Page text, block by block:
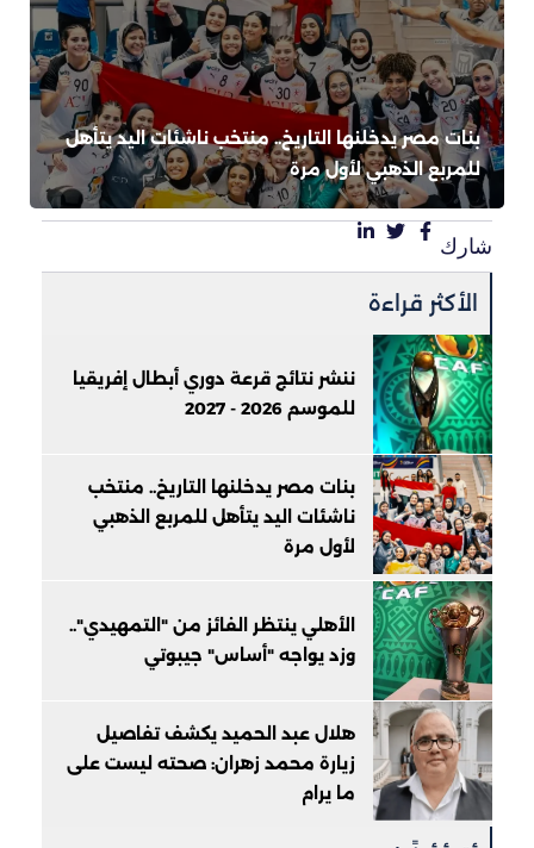
بنات مصر يدخلنها التاريخ.. منتخب ناشئات اليد يتأهل
للمربع الذهبي لأول مرة
شارك
الأكثر قراءة
ننشر نتائج قرعة دوري أبطال إفريقيا
للموسم 2026 - 2027
بنات مصر يدخلنها التاريخ.. منتخب
ناشئات اليد يتأهل للمربع الذهبي
لأول مرة
الأهلي ينتظر الفائز من "التمهيدي"..
وزد يواجه "أساس" جيبوتي
هلال عبد الحميد يكشف تفاصيل
زيارة محمد زهران: صحته ليست على
ما يرام